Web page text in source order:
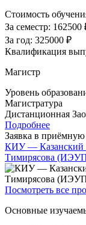
Стоимость
За семестр: 162500
За год: 325000 ₽
Квалификация
Магистр
Уровень
Магистратура
Дистанционная
Подробнее
Заявка в
КИУ — Казанский
Тимирясова
Посмотреть все
Основные